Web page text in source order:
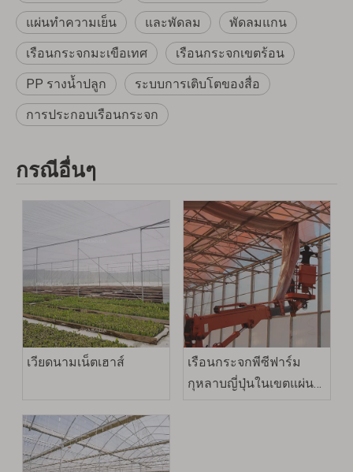
แผ่นทำความเย็น และพัดลม พัดลมแกน
เรือนกระจกมะเขือเทศ เรือนกระจกเขตร้อน
PP รางน้ำปลูก ระบบการเติบโตของสื่อ
การประกอบเรือนกระจก
กรณีอื่นๆ
เวียดนามเน็ตเฮาส์
เรือนกระจกพีซีฟาร์ม
กุหลาบญี่ปุ่นในเขตแผ่น